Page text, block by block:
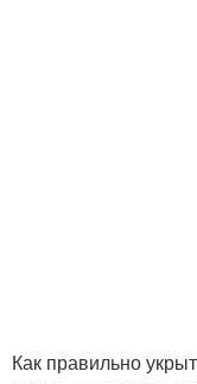
Как правильно